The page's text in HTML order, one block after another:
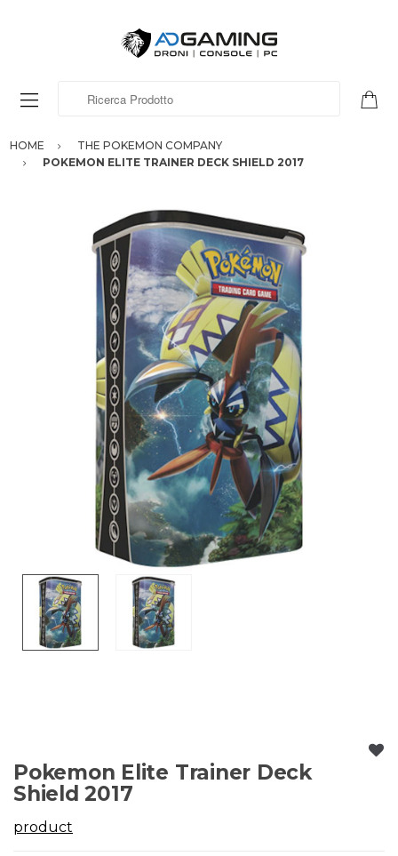
HOME
THE POKEMON COMPANY
POKEMON ELITE TRAINER DECK SHIELD 2017
Pokemon Elite Trainer Deck
Shield 2017
product